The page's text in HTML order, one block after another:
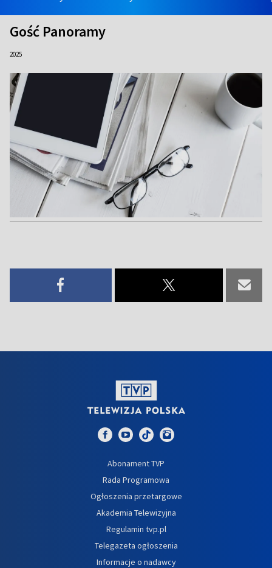
Gość Panoramy
2025
Abonament TVP
Rada Programowa
Ogłoszenia przetargowe
Akademia Telewizyjna
Regulamin tvp.pl
Telegazeta ogłoszenia
Informacje o nadawcy